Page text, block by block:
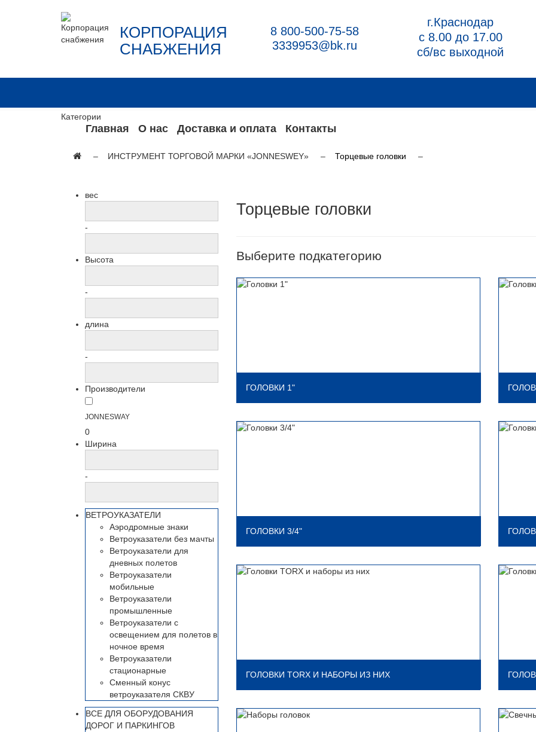
КОРПОРАЦИЯ
СНАБЖЕНИЯ
8 800-500-75-58
3339953@bk.ru
г.Краснодар
с 8.00 до 17.00
сб/вс выходной
Категории
Главная О нас Доставка и оплата Контакты
ИНСТРУМЕНТ ТОРГОВОЙ МАРКИ «JONNESWEY» Торцевые головки
вес
-
Высота
-
длина
-
Производители
JONNESWAY
0
Ширина
-
ВЕТРОУКАЗАТЕЛИ
Аэродромные знаки
Ветроуказатели без мачты
Ветроуказатели для
дневных полетов
Ветроуказатели
мобильные
Ветроуказатели
промышленные
Ветроуказатели с
освещением для полетов в
ночное время
Ветроуказатели
стационарные
Сменный конус
ветроуказателя СКВУ
ВСЕ ДЛЯ ОБОРУДОВАНИЯ
ДОРОГ И ПАРКИНГОВ
Торцевые головки
Выберите подкатегорию
ГОЛОВКИ 1"
ГОЛОВКИ 3/4"
ГОЛОВКИ TORX И НАБОРЫ ИЗ НИХ